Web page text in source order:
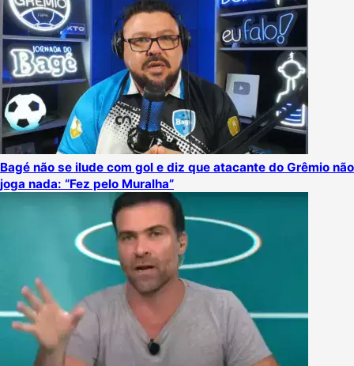
Bagé não se ilude com gol e diz que atacante do Grêmio não
joga nada: “Fez pelo Muralha”